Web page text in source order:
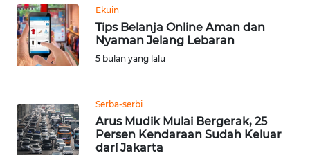
Ekuin
Tips Belanja Online Aman dan
Nyaman Jelang Lebaran
5 bulan yang lalu
Serba-serbi
Arus Mudik Mulai Bergerak, 25
Persen Kendaraan Sudah Keluar
dari Jakarta
WN
SUMSEL
WN
WN
LAMPUNG